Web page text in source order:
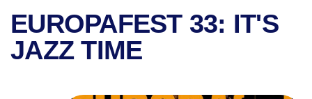
EUROPAFEST 33: IT'S
JAZZ TIME